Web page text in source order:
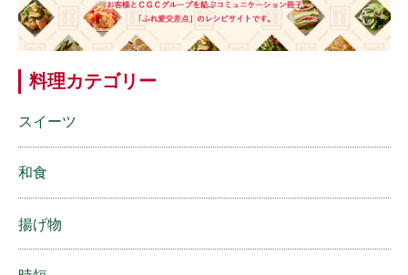
料理カテゴリー
スイーツ
和食
揚げ物